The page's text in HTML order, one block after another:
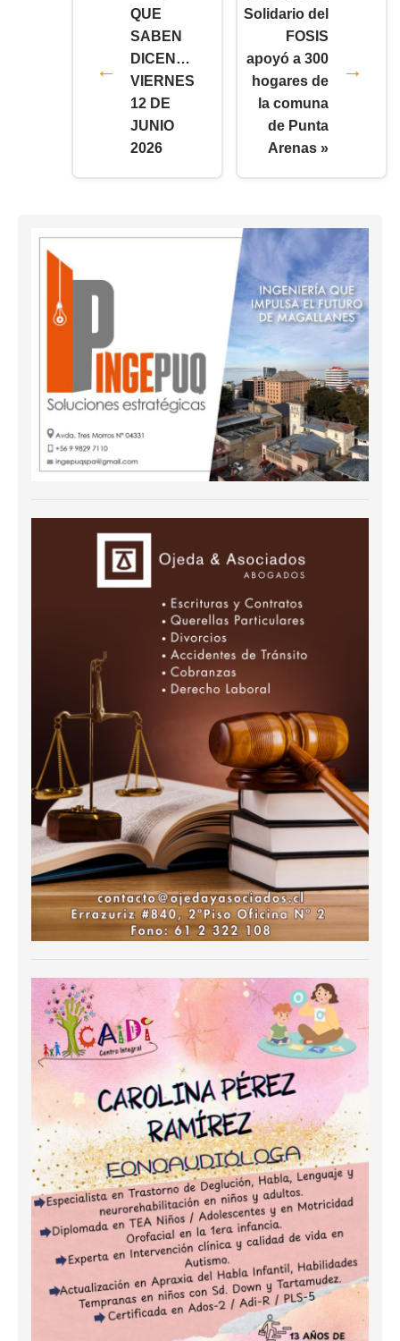
QUE
SABEN
DICEN…
VIERNES
12 DE
JUNIO
2026
Solidario del
FOSIS
apoyó a 300
hogares de
la comuna
de Punta
Arenas »